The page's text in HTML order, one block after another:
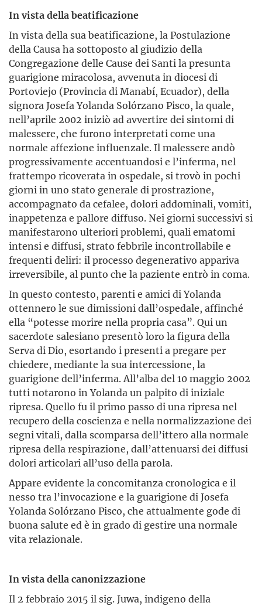
In vista della beatificazione
In vista della sua beatificazione, la Postulazione
della Causa ha sottoposto al giudizio della
Congregazione delle Cause dei Santi la presunta
guarigione miracolosa, avvenuta in diocesi di
Portoviejo (Provincia di Manabí, Ecuador), della
signora Josefa Yolanda Solórzano Pisco, la quale,
nell’aprile 2002 iniziò ad avvertire dei sintomi di
malessere, che furono interpretati come una
normale affezione influenzale. Il malessere andò
progressivamente accentuandosi e l’inferma, nel
frattempo ricoverata in ospedale, si trovò in pochi
giorni in uno stato generale di prostrazione,
accompagnato da cefalee, dolori addominali, vomiti,
inappetenza e pallore diffuso. Nei giorni successivi si
manifestarono ulteriori problemi, quali ematomi
intensi e diffusi, strato febbrile incontrollabile e
frequenti deliri: il processo degenerativo appariva
irreversibile, al punto che la paziente entrò in coma.
In questo contesto, parenti e amici di Yolanda
ottennero le sue dimissioni dall’ospedale, affinché
ella “potesse morire nella propria casa”. Qui un
sacerdote salesiano presentò loro la figura della
Serva di Dio, esortando i presenti a pregare per
chiedere, mediante la sua intercessione, la
guarigione dell’inferma. All’alba del 10 maggio 2002
tutti notarono in Yolanda un palpito di iniziale
ripresa. Quello fu il primo passo di una ripresa nel
recupero della coscienza e nella normalizzazione dei
segni vitali, dalla scomparsa dell’ittero alla normale
ripresa della respirazione, dall’attenuarsi dei diffusi
dolori articolari all’uso della parola.
Appare evidente la concomitanza cronologica e il
nesso tra l’invocazione e la guarigione di Josefa
Yolanda Solórzano Pisco, che attualmente gode di
buona salute ed è in grado di gestire una normale
vita relazionale.
In vista della canonizzazione
Il 2 febbraio 2015 il sig. Juwa, indigeno della